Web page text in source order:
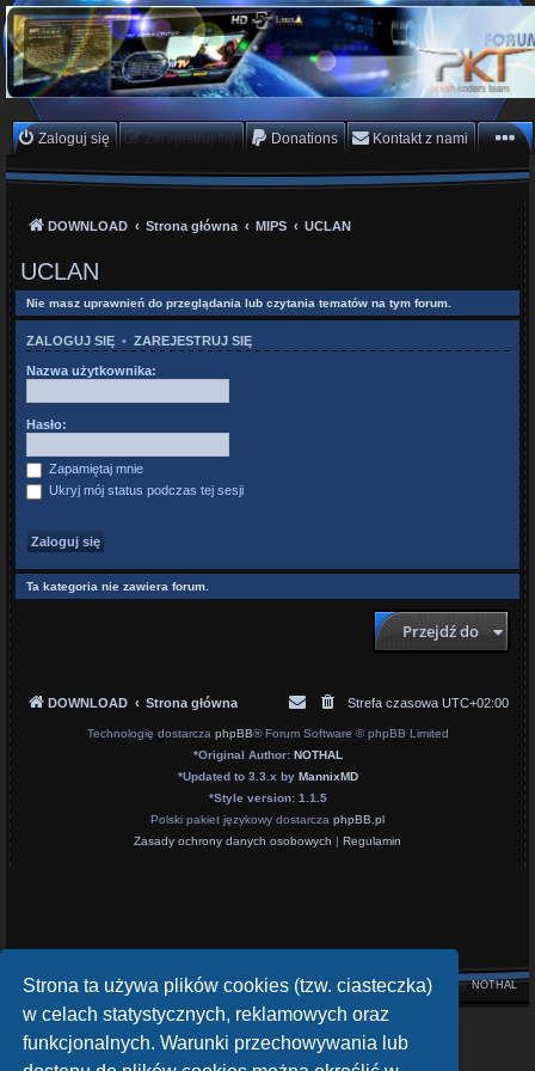
Strona ta używa plików cookies (tzw. ciasteczka)
w celach statystycznych, reklamowych oraz
funkcjonalnych. Warunki przechowywania lub
PKTeam - Polish Koders
Team
Hyperion, Enigma, E2, PKT, listy kanałów, oscam
Zaloguj się Zarejestruj się Donations Kontakt z nami
DOWNLOAD Strona główna MIPS UCLAN
UCLAN
Nie masz uprawnień do przeglądania lub czytania tematów na tym forum.
ZALOGUJ SIĘ • ZAREJESTRUJ SIĘ
Nazwa użytkownika:
Hasło:
Zapamiętaj mnie
Ukryj mój status podczas tej sesji
Ta kategoria nie zawiera forum.
Przejdź do
DOWNLOAD Strona główna Strefa czasowa UTC+02:00
Technologię dostarcza phpBB® Forum Software © phpBB Limited
*Original Author: NOTHAL
*Updated to 3.3.x by MannixMD
*Style version: 1.1.5
Polski pakiet językowy dostarcza phpBB.pl
Zasady ochrony danych osobowych | Regulamin
Style byNOTHAL
openATV Forum
https://www.opena.tv/